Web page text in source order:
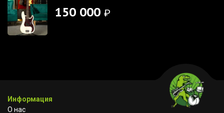
150 000 ₽
Информация
О нас